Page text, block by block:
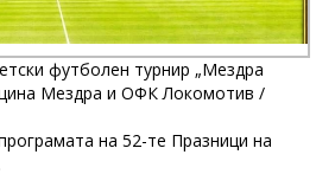
футболен турнир „Мездра
Мездра и ОФК Локомотив /
на 52-те Празници на